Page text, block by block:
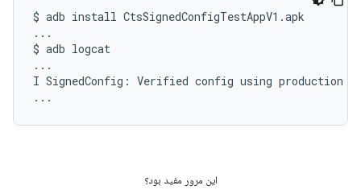
$ adb install CtsSignedConfigTestAppV1.apk
...
$ adb logcat
...
I SignedConfig: Verified config using production
این مرور مفید بود؟